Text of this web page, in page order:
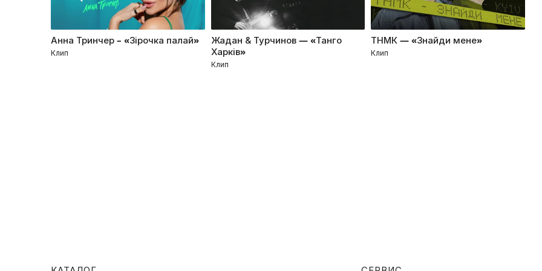
Анна Тринчер – «Зірочка палай»
Клип
Жадан & Турчинов — «Танго
Харків»
Клип
ТНМК — «Знайди мене»
Клип